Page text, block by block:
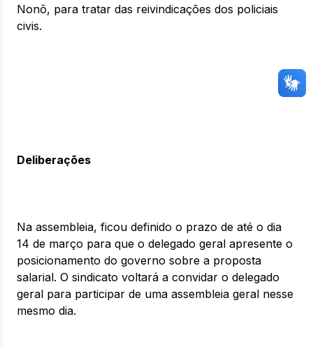
Nonô, para tratar das reivindicações dos policiais
civis.
Deliberações
Na assembleia, ficou definido o prazo de até o dia
14 de março para que o delegado geral apresente o
posicionamento do governo sobre a proposta
salarial. O sindicato voltará a convidar o delegado
geral para participar de uma assembleia geral nesse
mesmo dia.